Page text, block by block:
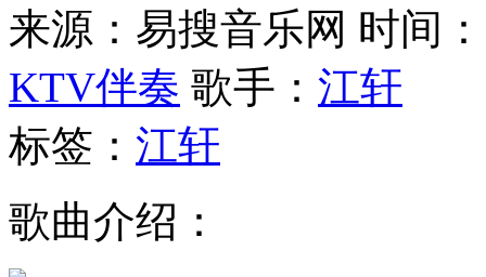
来源：易搜音乐网 时间
KTV伴奏 歌手： 江轩
标签： 江轩
歌曲介绍：